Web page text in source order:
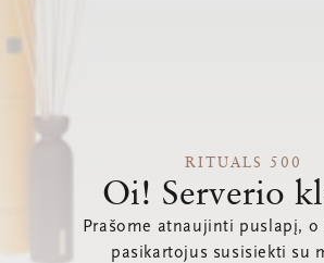
RITUALS 500
Oi! Serverio
Prašome atnaujinti puslapį, o
pasikartojus susisiekti su